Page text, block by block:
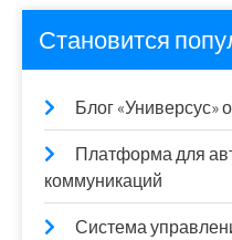
Становится
Блог «Универсус»
Платформа для
коммуникаций
Система